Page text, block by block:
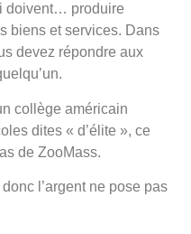
doivent… produire
biens et services. Dans
devez répondre aux
collège américain
dites « d’élite », ce
de ZooMass.
l’argent ne pose pas